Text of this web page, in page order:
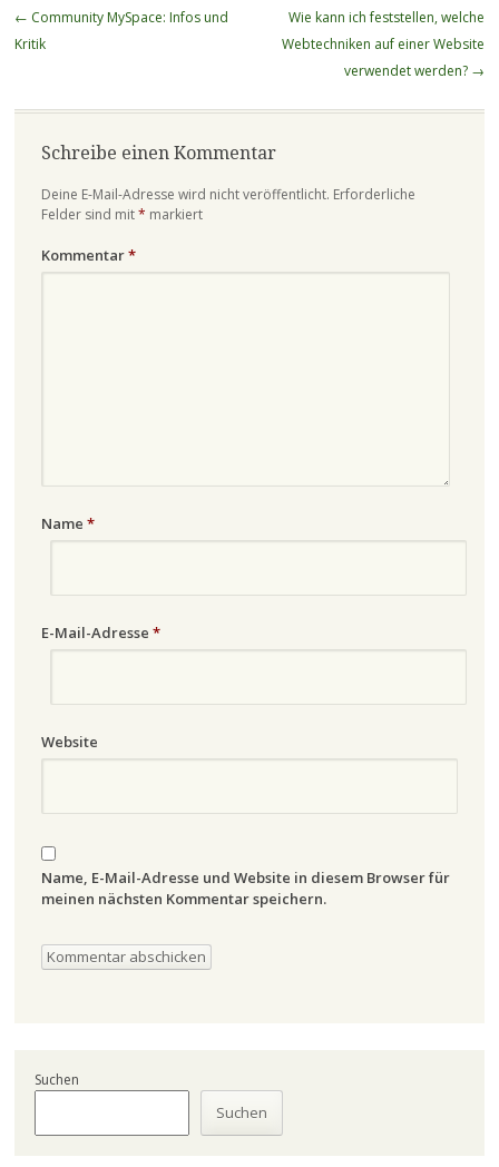
Beitragsnavigation
← Community MySpace: Infos und
Kritik
Wie kann ich feststellen, welche
Webtechniken auf einer Website
verwendet werden? →
Schreibe einen Kommentar
Deine E-Mail-Adresse wird nicht veröffentlicht. Erforderliche
Felder sind mit* markiert
Kommentar*
Name *
E-Mail-Adresse *
Website
Name, E-Mail-Adresse und Website in diesem Browser für
meinen nächsten Kommentar speichern.
Suchen
Suchen